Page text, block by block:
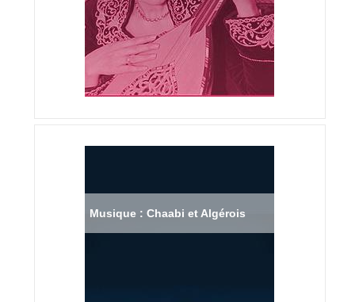
Musique : Chaabi et Algérois